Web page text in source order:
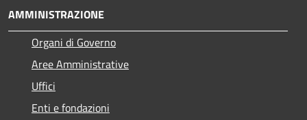
AMMINISTRAZIONE
Organi di Governo
Aree Amministrative
Uffici
Enti e fondazioni